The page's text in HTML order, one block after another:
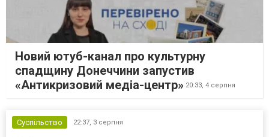
Новий ютуб-канал про культурну
спадщину Донеччини запустив
«Антикризовий медіа-центр» 20:33, 4 серпня
Суспільство 22:37, 3 серпня